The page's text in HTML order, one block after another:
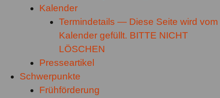
Kalender
Termindetails — Diese Seite wird vom
Kalender gefüllt. BITTE NICHT
LÖSCHEN
Presseartikel
Schwerpunkte
Frühförderung